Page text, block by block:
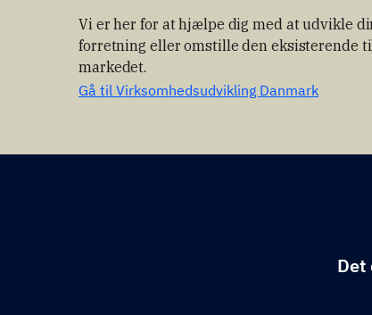
Vi er her for at hjælpe dig med at udvikle
forretning eller omstille den eksisterende
markedet.
Gå til Virksomhedsudvikling Danmark
Det